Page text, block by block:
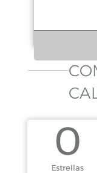
0
Estrellas